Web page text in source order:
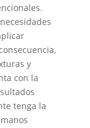
y
con la
tenga la